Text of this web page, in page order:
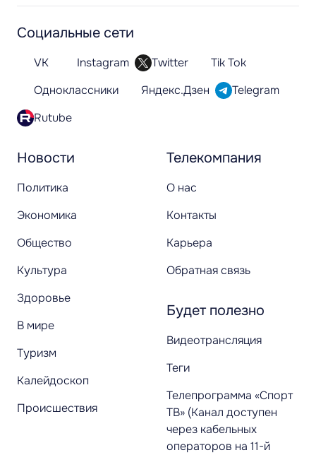
Новости
Политика
Экономика
Общество
Культура
Здоровье
В мире
Туризм
Калейдоскоп
Происшествия
Телекомпания
О нас
Контакты
Карьера
Обратная связь
Будет полезно
Видеотрансляция
Теги
Телепрограмма «Спорт
ТВ» (Канал доступен
через кабельных
операторов на 11-й
Социальные сети
VK Instagram Twitter
Tik Tok
Одноклассники
Яндекс.Дзен
Telegram
Rutube